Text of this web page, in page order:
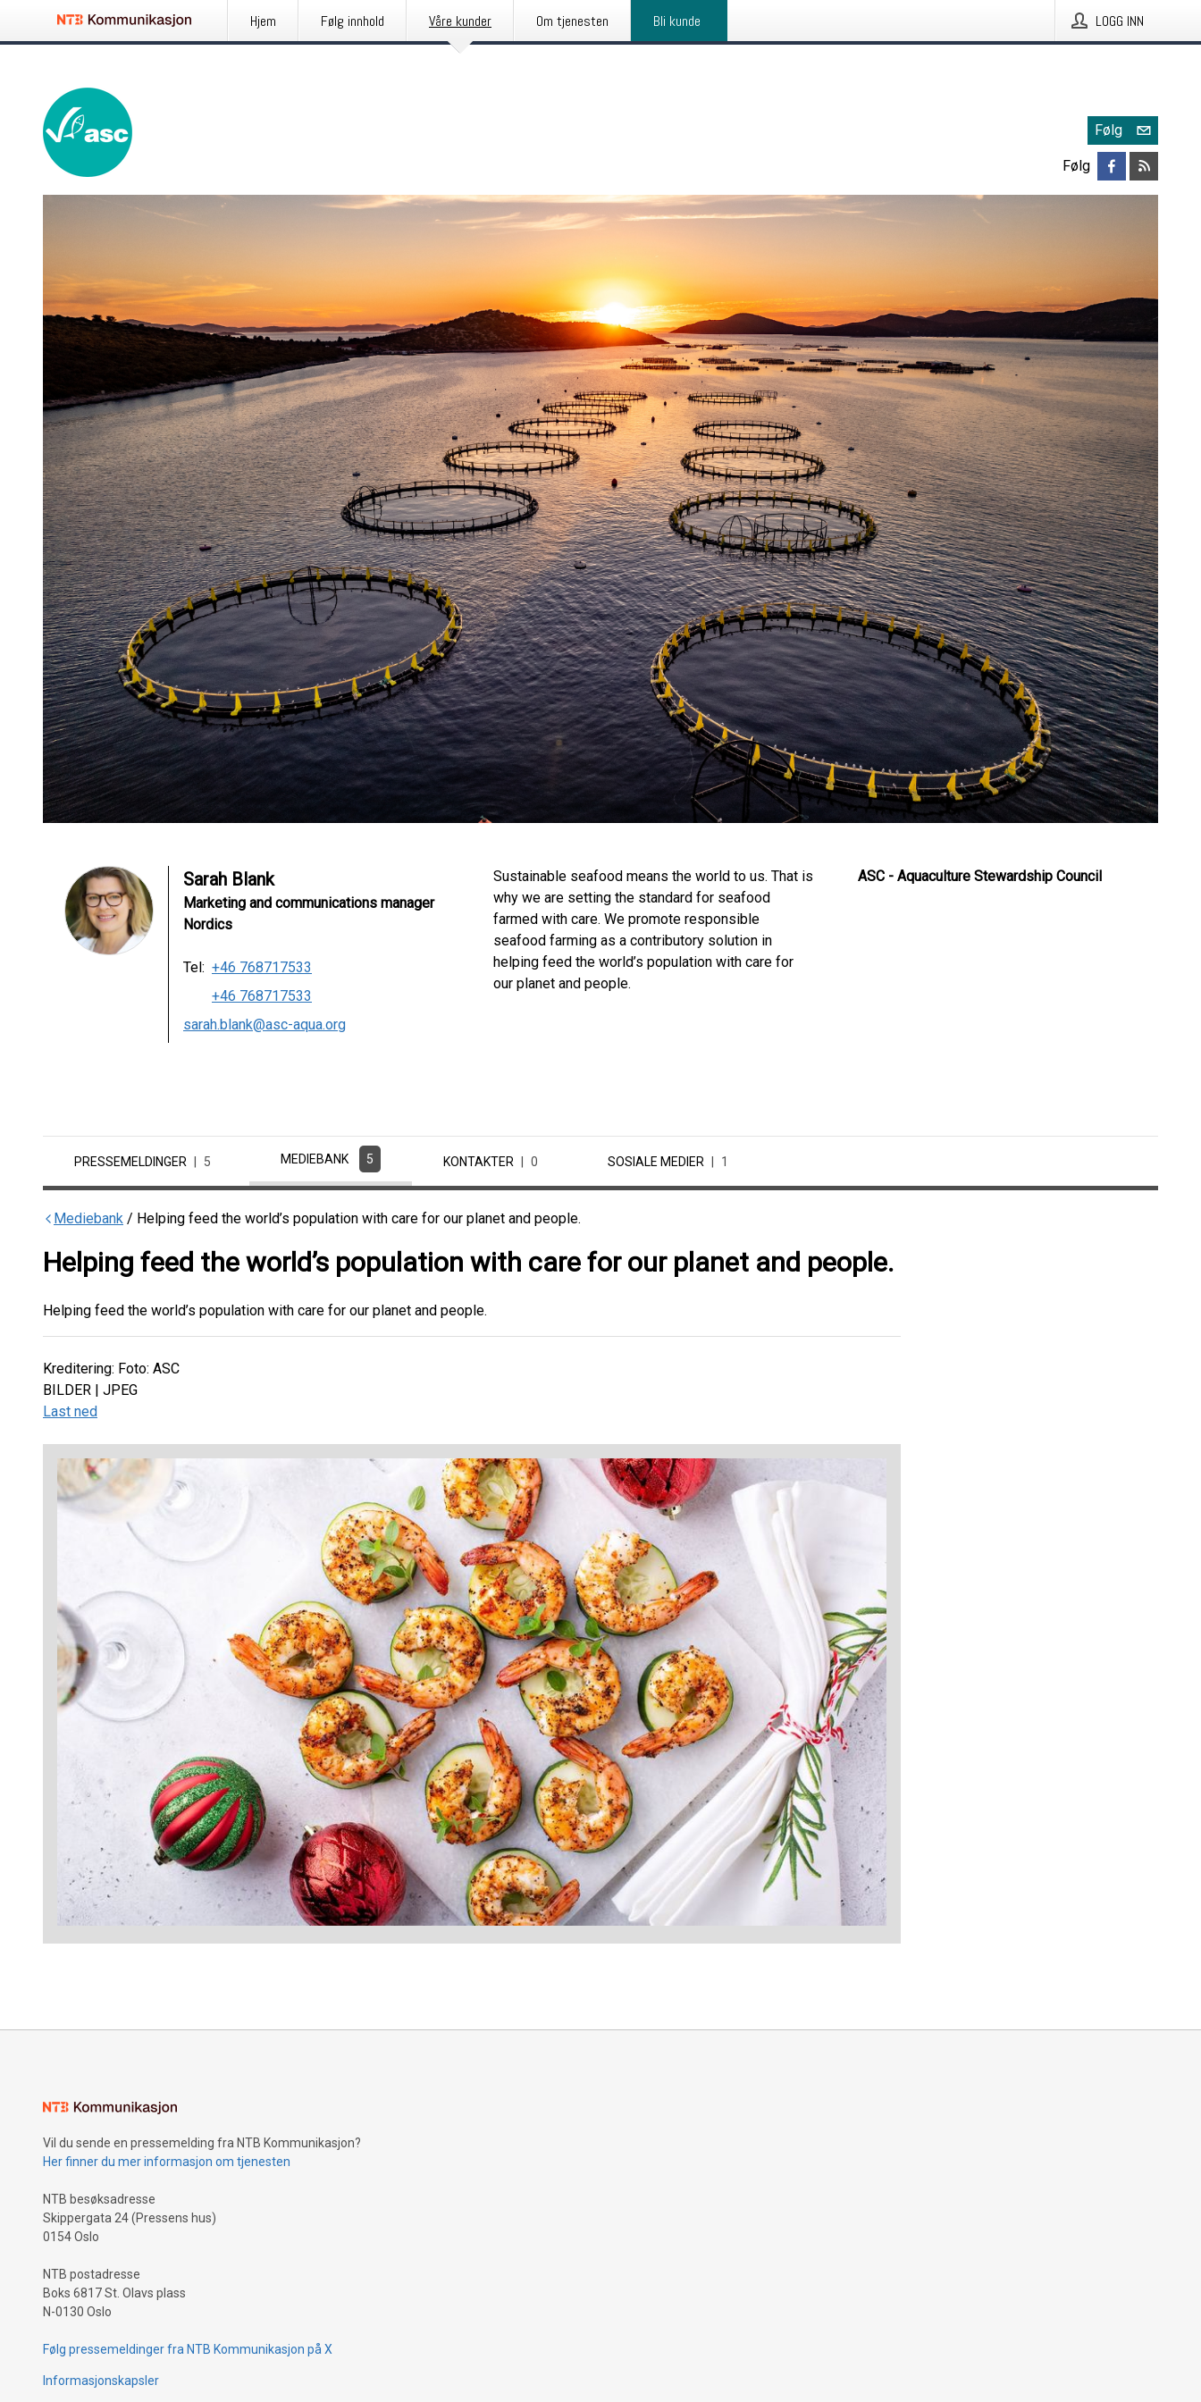
Hjem Følg innhold Våre kunder Om tjenesten Bli kunde LOGG INN
Følg
Følg
Sarah Blank
Marketing and communications manager
Nordics
Tel: +46 768717533
+46 768717533
sarah.blank@asc-aqua.org
Sustainable seafood means the world to us. That is
why we are setting the standard for seafood
farmed with care. We promote responsible
seafood farming as a contributory solution in
helping feed the world’s population with care for
our planet and people.
ASC - Aquaculture Stewardship Council
PRESSEMELDINGER 5 MEDIEBANK 5 KONTAKTER 0 SOSIALE MEDIER 1
Mediebank / Helping feed the world’s population with care for our planet and people.
Helping feed the world’s population with care for our planet and people.
Helping feed the world’s population with care for our planet and people.
Kreditering: Foto: ASC
BILDER | JPEG
Last ned
Vil du sende en pressemelding fra NTB Kommunikasjon?
Her finner du mer informasjon om tjenesten
NTB besøksadresse
Skippergata 24 (Pressens hus)
0154 Oslo
NTB postadresse
Boks 6817 St. Olavs plass
N-0130 Oslo
Følg pressemeldinger fra NTB Kommunikasjon på X
Informasjonskapsler